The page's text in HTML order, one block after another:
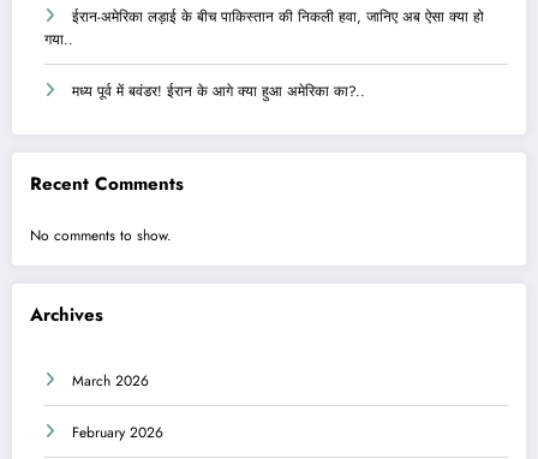
ईरान-अमेरिका लड़ाई के बीच पाकिस्तान की निकली हवा, जानिए अब ऐसा क्या हो
गया..
मध्य पूर्व में बवंडर! ईरान के आगे क्या हुआ अमेरिका का?..
Recent Comments
No comments to show.
Archives
March 2026
February 2026